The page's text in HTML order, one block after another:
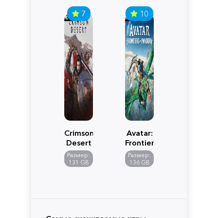
7
Crimson
Desert
Размер:
131 GB
10
Avatar:
Frontiers
of
Pandora
Размер:
136 GB